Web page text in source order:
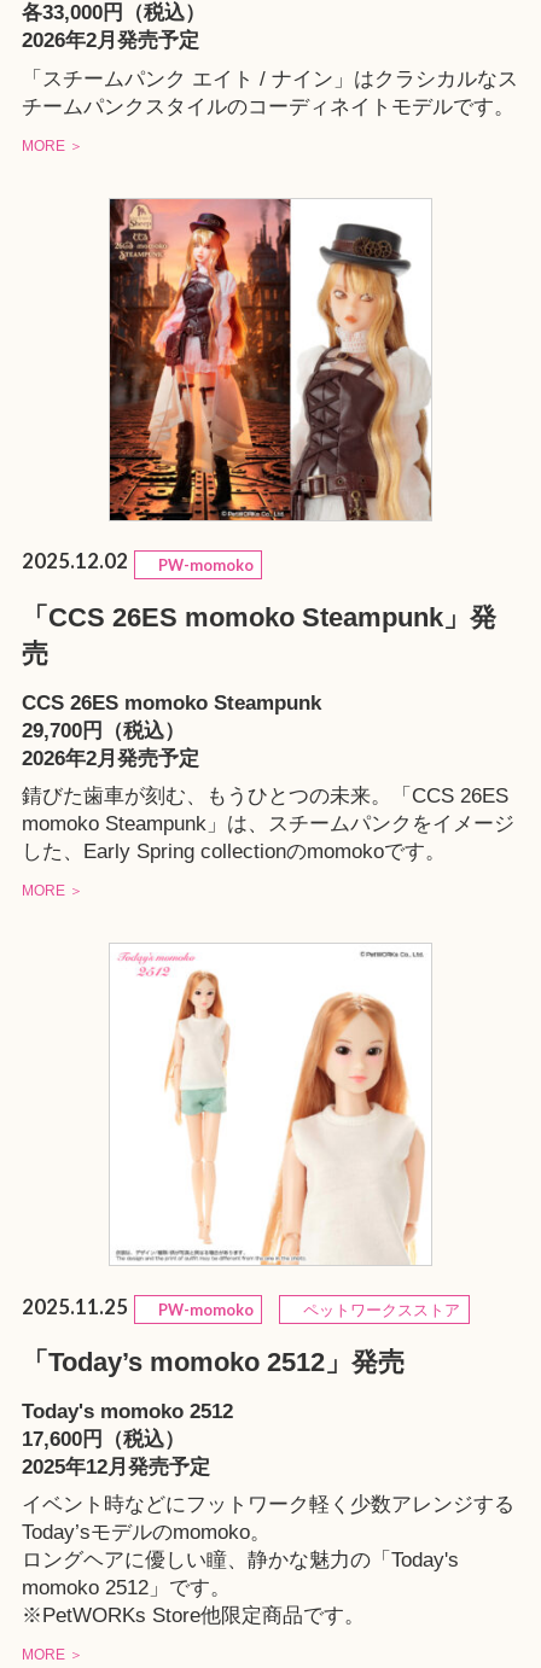
各33,000円（税込）
2026年2月発売予定
「スチームパンク エイト / ナイン」はクラシカルなス
チームパンクスタイルのコーディネイトモデルです。
MORE ＞
2025.12.02 PW-momoko
「CCS 26ES momoko Steampunk」発
売
CCS 26ES momoko Steampunk
29,700円（税込）
2026年2月発売予定
錆びた歯車が刻む、もうひとつの未来。「CCS 26ES
momoko Steampunk」は、スチームパンクをイメージ
した、Early Spring collectionのmomokoです。
MORE ＞
2025.11.25 PW-momoko ペットワークスストア
「Today’s momoko 2512」発売
Today's momoko 2512
17,600円（税込）
2025年12月発売予定
イベント時などにフットワーク軽く少数アレンジする
Today’sモデルのmomoko。
ロングヘアに優しい瞳、静かな魅力の「Today's
momoko 2512」です。
※PetWORKs Store他限定商品です。
MORE ＞